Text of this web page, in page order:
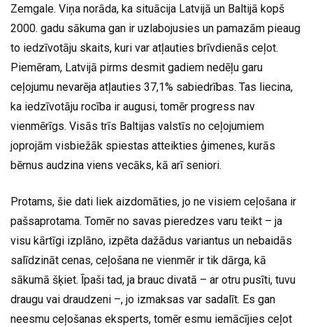
Zemgale. Viņa norāda, ka situācija Latvijā un Baltijā kopš
2000. gadu sākuma gan ir uzlabojusies un pamazām pieaug
to iedzīvotāju skaits, kuri var atļauties brīvdienās ceļot.
Piemēram, Latvijā pirms desmit gadiem nedēļu garu
ceļojumu nevarēja atļauties 37,1% sabiedrības. Tas liecina,
ka iedzīvotāju rocība ir augusi, tomēr progress nav
vienmērīgs. Visās trīs Baltijas valstīs no ceļojumiem
joprojām visbiežāk spiestas atteikties ģimenes, kurās
bērnus audzina viens vecāks, kā arī seniori.
Protams, šie dati liek aizdomāties, jo ne visiem ceļošana ir
pašsaprotama. Tomēr no savas pieredzes varu teikt – ja
visu kārtīgi izplāno, izpēta dažādus variantus un nebaidās
salīdzināt cenas, ceļošana ne vienmēr ir tik dārga, kā
sākumā šķiet. Īpaši tad, ja brauc divatā – ar otru pusīti, tuvu
draugu vai draudzeni –, jo izmaksas var sadalīt. Es gan
neesmu ceļošanas eksperts, tomēr esmu iemācījies ceļot